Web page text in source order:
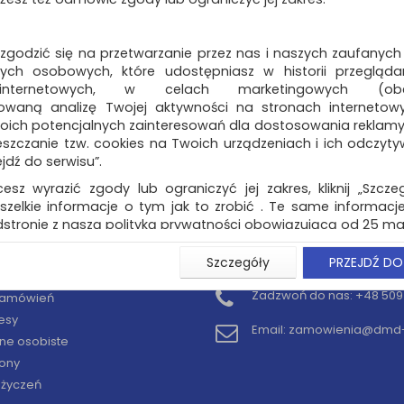
osobiste
KONTAKT
Zadzwoń do nas:+48 509
Email:
się na przetwarzanie przez nas i naszych
osobowych, które udostępniasz w historii
w celach marketingowych
analizę Twojej aktywności na stronach
potencjalnych zainteresowań dla dostosowania
tzw. cookies na Twoich urządzeniach i ich
do serwisu”.
wyrazić zgody lub ograniczyć jej zakres, kliknij
informacje o tym jak to zrobić . Te same
z naszą polityką prywatności obowiązującą od 25
użytkowników zalogowanych, aby umożliwić
i związane z tym prawidłowe działanie naszej
np. wysłanie potwierdzenia zamówienia na
Państwu prawidłowych informacji o promocjach
ważna jest Państwa wcześniejsza zgoda której
zgoda jest dobrowolna i można ją w dowolnym
(rozwiń)
Szczegóły PRZEJDŹ